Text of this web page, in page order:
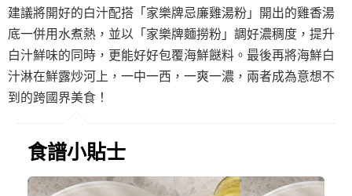
建議將開好的白汁配搭「家樂牌忌廉雞湯粉」開出的雞香湯
底一併用水煮熱，並以「家樂牌麵撈粉」調好濃稠度，提升
白汁鮮味的同時，更能好好包覆海鮮餸料。最後再將海鮮白
汁淋在鮮露炒河上，一中一西，一爽一濃，兩者成為意想不
到的跨國界美食！
食譜小貼士